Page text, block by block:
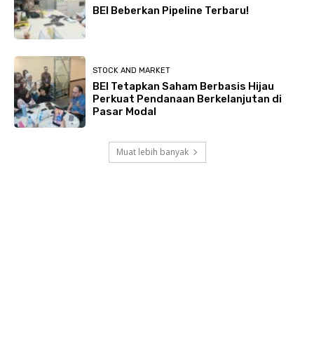
BEI Beberkan Pipeline Terbaru!
STOCK AND MARKET
BEI Tetapkan Saham Berbasis Hijau
Perkuat Pendanaan Berkelanjutan di
Pasar Modal
Muat lebih banyak